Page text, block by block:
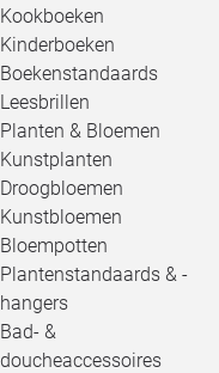
Kookboeken
Kinderboeken
Boekenstandaards
Leesbrillen
Planten & Bloemen
Kunstplanten
Droogbloemen
Kunstbloemen
Bloempotten
Plantenstandaards & -
hangers
Bad- &
doucheaccessoires